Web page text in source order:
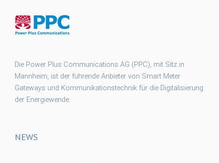
Die Power Plus Communications AG (PPC), mit Sitz in
Mannheim, ist der führende Anbieter von Smart Meter
Gateways und Kommunikationstechnik für die Digitalisierung
der Energiewende.
NEWS